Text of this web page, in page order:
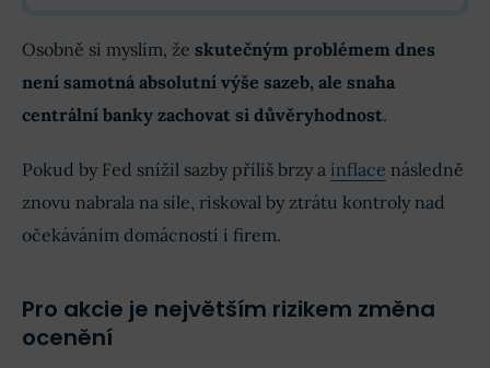
Osobně si myslím, že skutečným problémem dnes
není samotná absolutní výše sazeb, ale snaha
centrální banky zachovat si důvěryhodnost.
Pokud by Fed snížil sazby příliš brzy a inflace následně
znovu nabrala na síle, riskoval by ztrátu kontroly nad
očekáváním domácností i firem.
Pro akcie je největším rizikem změna
ocenění